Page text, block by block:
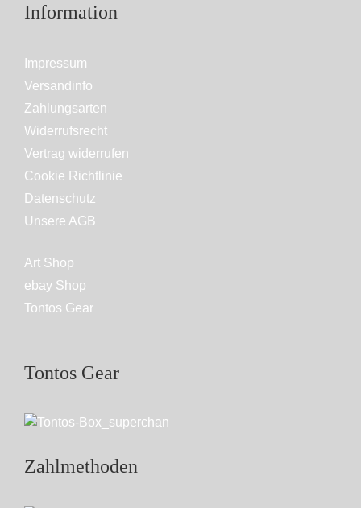
Information
Impressum
Versandinfo
Zahlungsarten
Widerrufsrecht
Vertrag widerrufen
Cookie Richtlinie
Datenschutz
Unsere AGB
Art Shop
ebay Shop
Tontos Gear
Tontos Gear
Zahlmethoden